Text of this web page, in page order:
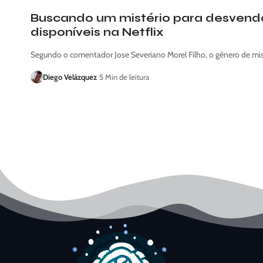
Buscando um mistério para
disponíveis na Netflix
Segundo o comentador Jose Severiano Morel Filho, o gênero de
Diego Velázquez 5 Min de leitura